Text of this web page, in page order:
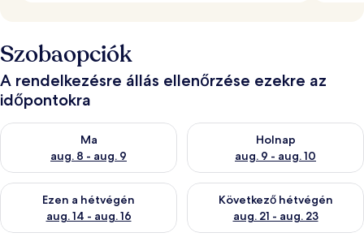
Szobaopciók
A rendelkezésre állás ellenőrzése ezekre az
időpontokra
Ma
aug. 8 - aug. 9
A ma esti rendelkezésre állás ellenőrzése: aug. 8 - aug. 9
Holnap
aug. 9 - aug. 10
A holnapi rendelkezésre állás
Ezen a hétvégén
aug. 14 - aug. 16
A mostani hétvégi rendelkezésre állás ellenőrzése: aug. 14 -
Következő hétvégén
aug. 21 - aug. 23
A következő hétvégi